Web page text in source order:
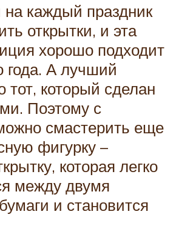
на каждый праздник
открытки, и эта
хорошо подходит
года. А лучший
тот, который сделан
Поэтому с
смастерить еще
фигурку –
которая легко
между двумя
и становится